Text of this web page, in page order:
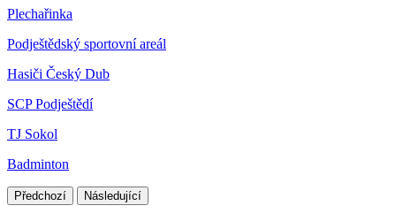
Plechařinka
Podještědský sportovní areál
Hasiči Český Dub
SCP Podještědí
TJ Sokol
Badminton
Předchozí Následující